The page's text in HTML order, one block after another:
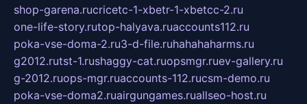
shop-garena.rucricetc-1-xbetr-1-xbetcc-2.ru
one-life-story.rutop-halyava.ruaccounts112.ru
poka-vse-doma-2.ru3-d-file.ruhahahaharms.ru
g2012.rutst-1.rushaggy-cat.ruopsmgr.ruev-gallery.ru
g-2012.ruops-mgr.ruaccounts-112.rucsm-demo.ru
poka-vse-doma2.ruairgungames.ruallseo-host.ru